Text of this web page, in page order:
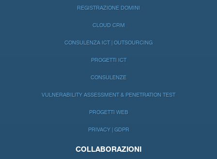
REGISTRAZIONE DOMINI
CLOUD CRM
CONSULENZA ICT | OUTSOURCING
PROGETTI ICT
CONSULENZE
VULNERABILITY ASSESSMENT & PENETRATION TEST
PROGETTI WEB
PRIVACY | GDPR
COLLABORAZIONI